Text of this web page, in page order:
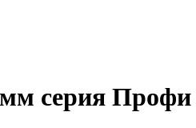
мм серия Профи